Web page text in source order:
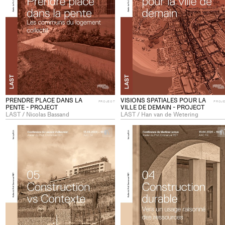
PRENDRE PLACE DANS LA
PENTE - PROJECT
LAST / Nicolas Bassand
PROJECT VISIONS SPATIALES POUR LA
VILLE DE DEMAIN - PROJECT
LAST / Han van de Wetering
+
Add
collections
+